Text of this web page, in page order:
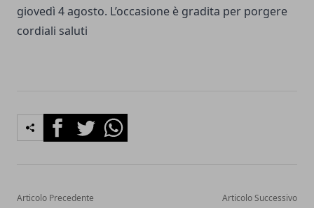
giovedì 4 agosto. L’occasione è gradita per porgere
cordiali saluti
FacebookTwitterWhatsapp
Articolo Precedente Articolo Successivo